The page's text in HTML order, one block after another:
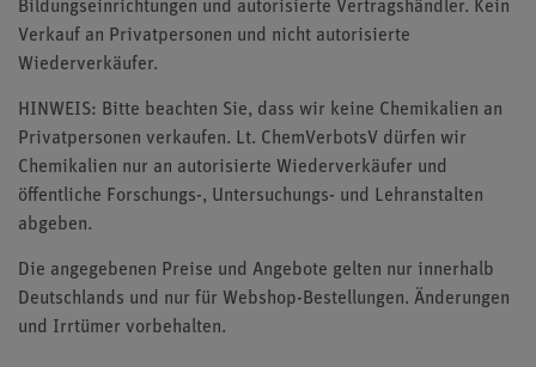
Bildungseinrichtungen und autorisierte Vertragshändler. Kein
Verkauf an Privatpersonen und nicht autorisierte
Wiederverkäufer.
HINWEIS: Bitte beachten Sie, dass wir keine Chemikalien an
Privatpersonen verkaufen. Lt. ChemVerbotsV dürfen wir
Chemikalien nur an autorisierte Wiederverkäufer und
öffentliche Forschungs-, Untersuchungs- und Lehranstalten
abgeben.
Die angegebenen Preise und Angebote gelten nur innerhalb
Deutschlands und nur für Webshop-Bestellungen. Änderungen
und Irrtümer vorbehalten.